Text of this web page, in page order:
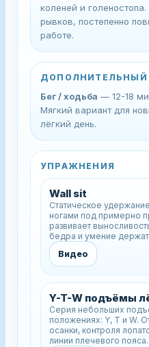
коленей и
рывков, постепенно
работе.
ДОПОЛНИТЕЛЬНЫЙ
Бег / ходьба — 12-18
Мягкий вариант для
лёгкий день.
УПРАЖНЕНИЯ
Wall sit
Статическое
ногами под примерно
развивает
бедра и умение
Видео
Y-T-W подъёмы
Серия небольших
положениях: Y, T и W.
осанки, контроля
линии плечевого пояса.